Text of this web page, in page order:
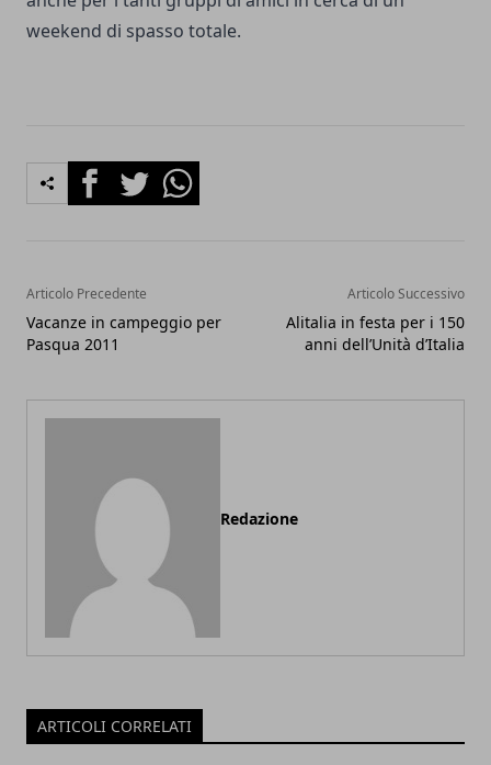
weekend di spasso totale.
FacebookTwitterWhatsapp
Articolo Precedente
Vacanze in campeggio per
Pasqua 2011
Articolo Successivo
Alitalia in festa per i 150
anni dell’Unità d’Italia
Redazione
ARTICOLI CORRELATI